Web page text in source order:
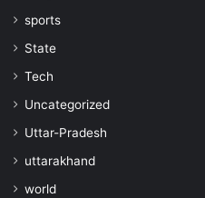
sports
State
Tech
Uncategorized
Uttar-Pradesh
uttarakhand
world